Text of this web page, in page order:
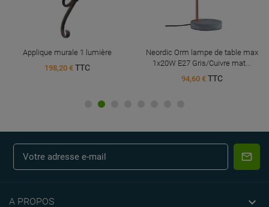
Applique murale 1 lumière
198,20 € TTC
Neordic Orm lampe de table max
1x20W E27 Gris/Cuivre mat...
94,60 € TTC
A PROPOS 